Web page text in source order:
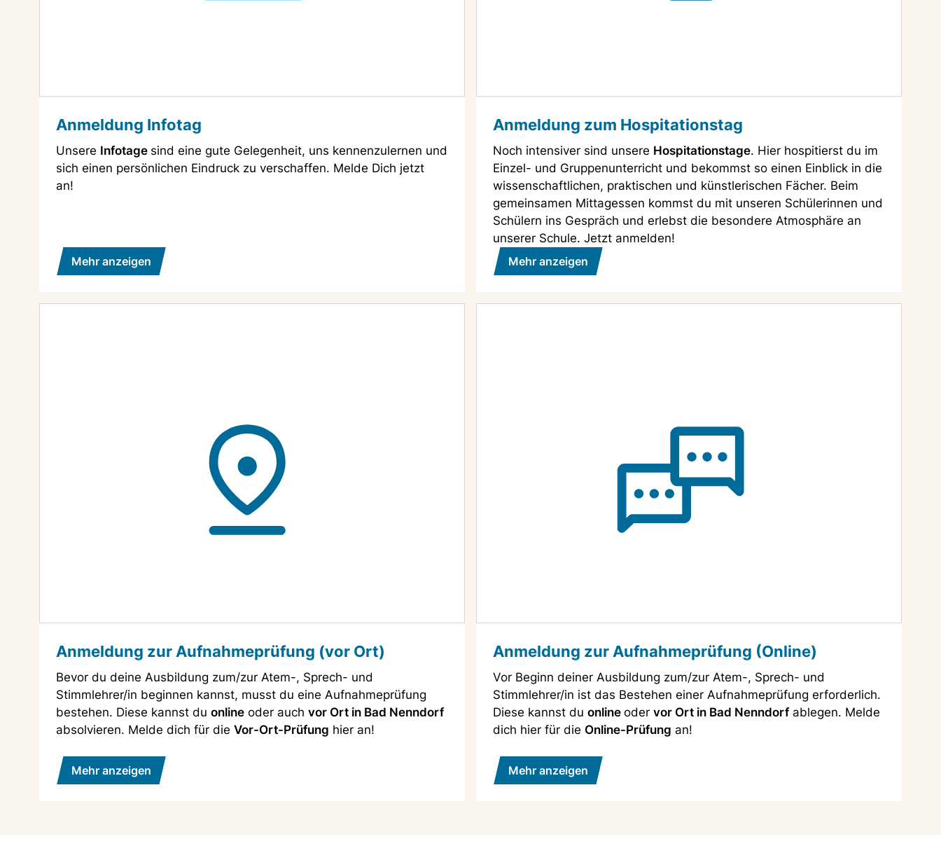
Anmeldung Infotag
Unsere Infotage sind eine gute Gelegenheit, uns kennenzulernen und
sich einen persönlichen Eindruck zu verschaffen. Melde Dich jetzt
an!
Mehr anzeigen
Anmeldung zum Hospitationstag
Noch intensiver sind unsere Hospitationstage. Hier hospitierst du im
Einzel- und Gruppenunterricht und bekommst so einen Einblick in die
wissenschaftlichen, praktischen und künstlerischen Fächer. Beim
gemeinsamen Mittagessen kommst du mit unseren Schülerinnen und
Schülern ins Gespräch und erlebst die besondere Atmosphäre an
unserer Schule. Jetzt anmelden!
Mehr anzeigen
Anmeldung zur Aufnahmeprüfung (vor Ort)
Bevor du deine Ausbildung zum/zur Atem-, Sprech- und
Stimmlehrer/in beginnen kannst, musst du eine Aufnahmeprüfung
bestehen. Diese kannst du online oder auch vor Ort in Bad Nenndorf
absolvieren. Melde dich für die Vor-Ort-Prüfung hier an!
Mehr anzeigen
Anmeldung zur Aufnahmeprüfung (Online)
Vor Beginn deiner Ausbildung zum/zur Atem-, Sprech- und
Stimmlehrer/in ist das Bestehen einer Aufnahmeprüfung erforderlich.
Diese kannst du online oder vor Ort in Bad Nenndorfablegen. Melde
dich hier für die Online-Prüfung an!
Mehr anzeigen